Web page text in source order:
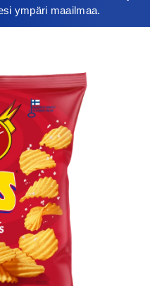
ympäri maailmaa.